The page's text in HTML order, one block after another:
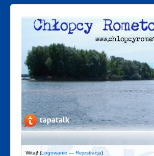
Witaj! (Logowanie —Rejestracja)